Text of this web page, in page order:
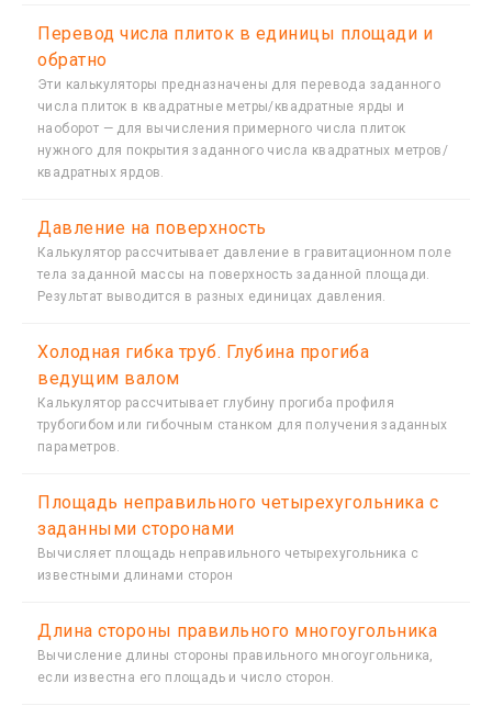
Перевод числа плиток в единицы площади и
обратно
Эти калькуляторы предназначены для перевода заданного
числа плиток в квадратные метры/квадратные ярды и
наоборот — для вычисления примерного числа плиток
нужного для покрытия заданного числа квадратных метров/
квадратных ярдов.
Давление на поверхность
Калькулятор рассчитывает давление в гравитационном поле
тела заданной массы на поверхность заданной площади.
Результат выводится в разных единицах давления.
Холодная гибка труб. Глубина прогиба
ведущим валом
Калькулятор рассчитывает глубину прогиба профиля
трубогибом или гибочным станком для получения заданных
параметров.
Площадь неправильного четырехугольника с
заданными сторонами
Вычисляет площадь неправильного четырехугольника с
известными длинами сторон
Длина стороны правильного многоугольника
Вычисление длины стороны правильного многоугольника,
если известна его площадь и число сторон.